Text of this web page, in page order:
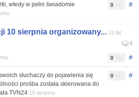
#
0
wtedy w pełni świadomie
10 sierpnia organizowany... 15 lat
6
#
0
#
0
słuchaczy do pojawienia się
prośba została skierowana do
TVN24 15 lat temu